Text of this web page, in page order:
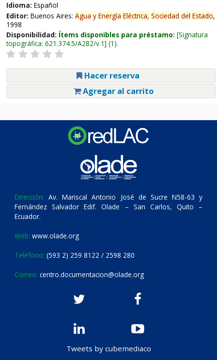
Idioma: Español
Editor: Buenos Aires: Agua y Energía Eléctrica, Sociedad del Estado,
1998
Disponibilidad: Ítems disponibles para préstamo: Signatura
topográfica: 621.374.5/A282/v.1 (1).
Hacer reserva
Agregar al carrito
Dirección: Av. Mariscal Antonio José de Sucre N58-63 y
Fernández Salvador Edif. Olade – San Carlos, Quito –
Ecuador.
Web: www.olade.org
Teléfono: (593 2) 259 8122 / 2598 280
Correo: centro.documentacion@olade.org
Tweets by cubemediaco